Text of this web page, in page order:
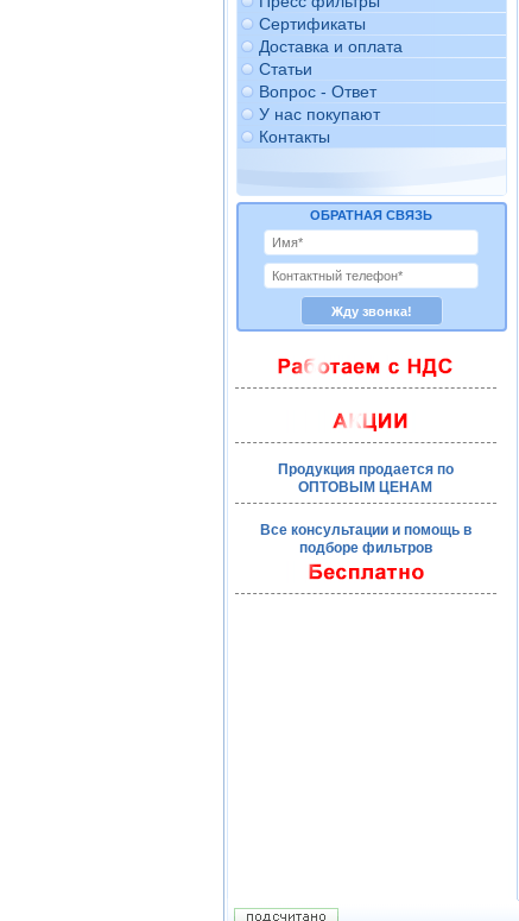
Сертификаты
Доставка и оплата
Статьи
Вопрос - Ответ
У нас покупают
Контакты
ОБРАТНАЯ СВЯЗЬ
Продукция продается по
ОПТОВЫМ ЦЕНАМ
Все консультации и помощь в
подборе фильтров